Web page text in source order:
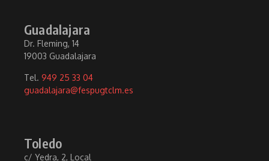
Guadalajara
Dr. Fleming, 14
19003 Guadalajara
Tel. 949 25 33 04
guadalajara@fespugtclm.es
Toledo
c/ Yedra, 2, Local